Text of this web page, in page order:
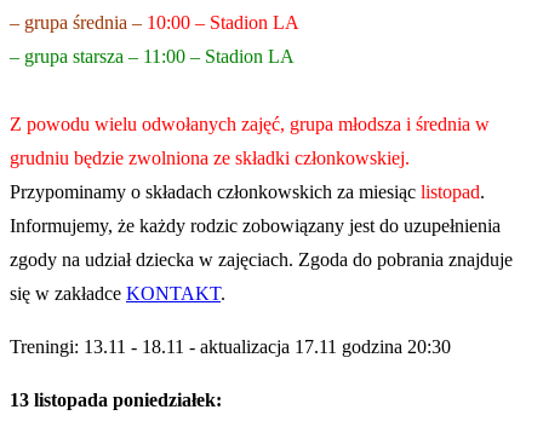
– grupa średnia – 10:00 – Stadion LA
– grupa starsza – 11:00 – Stadion LA
Z powodu wielu odwołanych zajęć, grupa młodsza i średnia w
grudniu będzie zwolniona ze składki członkowskiej.
Przypominamy o składach członkowskich za miesiąc listopad.
Informujemy, że każdy rodzic zobowiązany jest do uzupełnienia
zgody na udział dziecka w zajęciach. Zgoda do pobrania znajduje
się w zakładce KONTAKT.
Treningi: 13.11 - 18.11 - aktualizacja 17.11 godzina 20:30
13 listopada poniedziałek: